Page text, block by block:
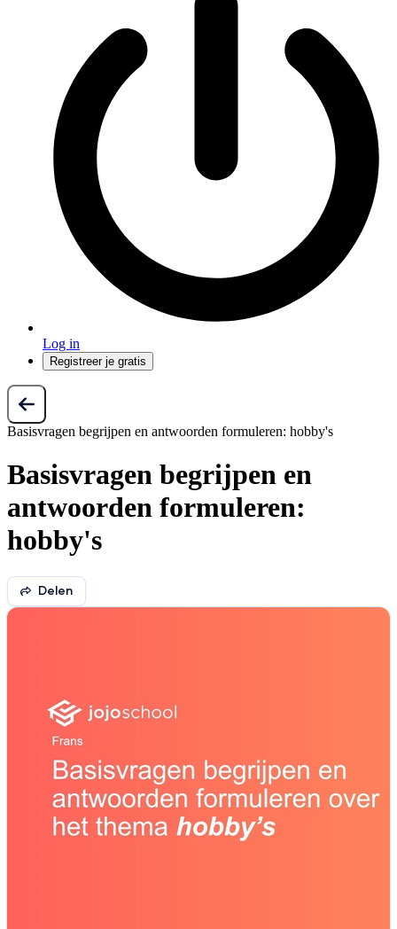
Log in
Registreer je gratis
Basisvragen begrijpen en antwoorden formuleren: hobby's
Basisvragen begrijpen en
antwoorden formuleren:
hobby's
Delen